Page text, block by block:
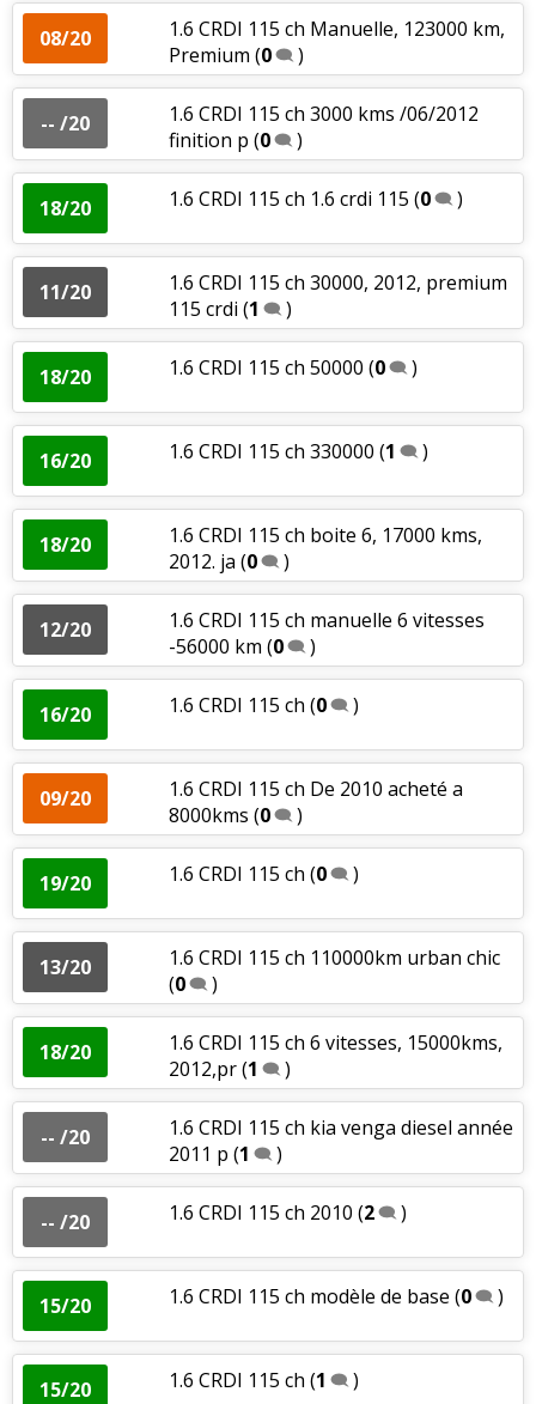
08/20
1.6 CRDI 115 ch Manuelle, 123000 km,
Premium (0 )
-- /20
1.6 CRDI 115 ch 3000 kms /06/2012
finition p (0 )
18/20 1.6 CRDI 115 ch 1.6 crdi 115 (0 )
11/20
1.6 CRDI 115 ch 30000, 2012, premium
115 crdi (1 )
18/20 1.6 CRDI 115 ch 50000 (0 )
16/20 1.6 CRDI 115 ch 330000 (1 )
18/20
1.6 CRDI 115 ch boite 6, 17000 kms,
2012. ja (0 )
12/20
1.6 CRDI 115 ch manuelle 6 vitesses
-56000 km (0 )
16/20 1.6 CRDI 115 ch (0 )
09/20
1.6 CRDI 115 ch De 2010 acheté a
8000kms (0 )
19/20 1.6 CRDI 115 ch (0 )
13/20
1.6 CRDI 115 ch 110000km urban chic
(0 )
18/20
1.6 CRDI 115 ch 6 vitesses, 15000kms,
2012,pr(1 )
-- /20
1.6 CRDI 115 ch kia venga diesel année
2011 p (1 )
-- /20 1.6 CRDI 115 ch 2010 (2 )
15/20 1.6 CRDI 115 ch modèle de base (0 )
15/20 1.6 CRDI 115 ch (1 )